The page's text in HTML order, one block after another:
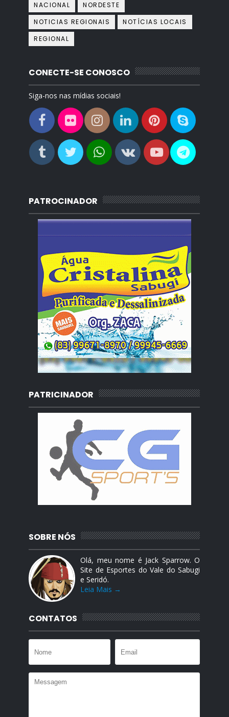
NACIONAL
NORDESTE
NOTICIAS REGIONAIS
NOTÍCIAS LOCAIS
REGIONAL
CONECTE-SE CONOSCO
Siga-nos nas mídias sociais!
PATROCINADOR
PATRICINADOR
SOBRE NÓS
Olá, meu nome é Jack Sparrow. O
Site de Esportes do Vale do Sabugi
e Seridó.
Leia Mais →
CONTATOS